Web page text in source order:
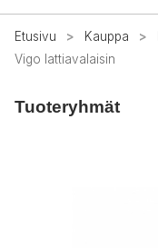
Etusivu > Kauppa >
Vigo lattiavalaisin
Tuoteryhmät